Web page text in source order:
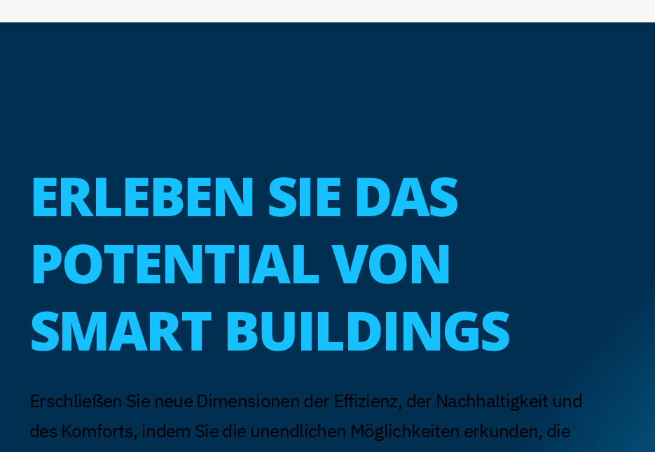
ERLEBEN SIE DAS
POTENTIAL VON
SMART BUILDINGS
Erschließen Sie neue Dimensionen der Effizienz, der Nachhaltigkeit und
des Komforts, indem Sie die unendlichen Möglichkeiten erkunden, die